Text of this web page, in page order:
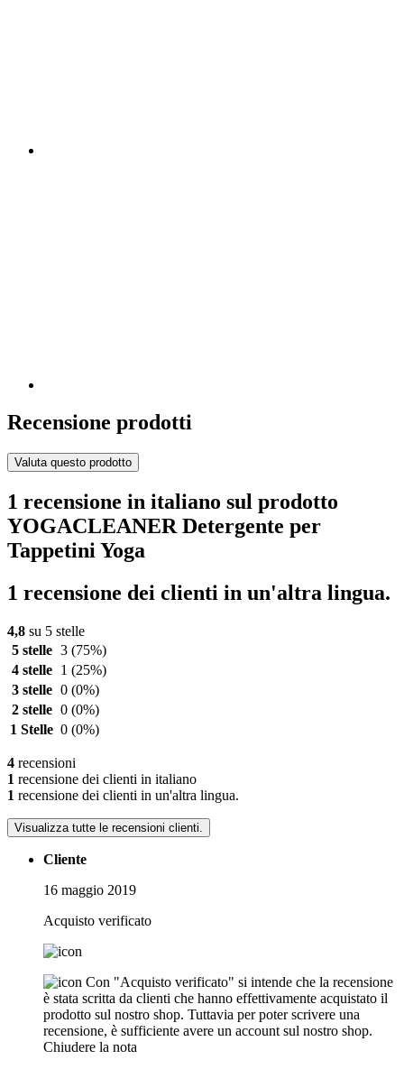
Recensione prodotti
Valuta questo prodotto
1 recensione in italiano sul prodotto
YOGACLEANER Detergente per
Tappetini Yoga
1 recensione dei clienti in un'altra lingua.
4,8 su 5 stelle
5 stelle 3 (75%)
4 stelle
1 (25%)
3 stelle 0 (0%)
2 stelle 0 (0%)
1 Stelle 0 (0%)
4 recensioni
1 recensione dei clienti in italiano
1 recensione dei clienti in un'altra lingua.
Visualizza tutte le recensioni clienti.
Cliente
16 maggio 2019
Acquisto verificato
Con "Acquisto verificato" si intende che la recensione
è stata scritta da clienti che hanno effettivamente acquistato il
prodotto sul nostro shop. Tuttavia per poter scrivere una
recensione, è sufficiente avere un account sul nostro shop.
Chiudere la nota